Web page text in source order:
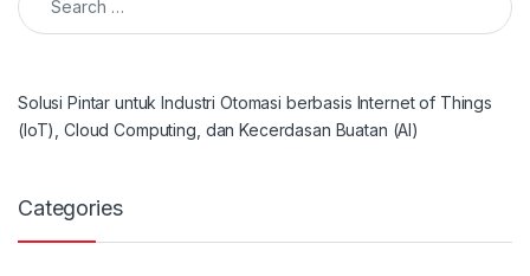
Solusi Pintar untuk Industri Otomasi berbasis Internet of Things
(IoT), Cloud Computing, dan Kecerdasan Buatan (AI)
Categories